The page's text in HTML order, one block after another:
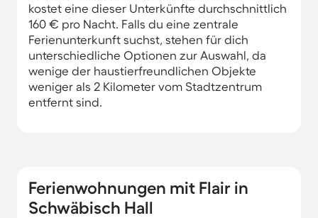
kostet eine dieser Unterkünfte durchschnittlich
160 € pro Nacht. Falls du eine zentrale
Ferienunterkunft suchst, stehen für dich
unterschiedliche Optionen zur Auswahl, da
wenige der haustierfreundlichen Objekte
weniger als 2 Kilometer vom Stadtzentrum
entfernt sind.
Ferienwohnungen mit Flair in
Schwäbisch Hall